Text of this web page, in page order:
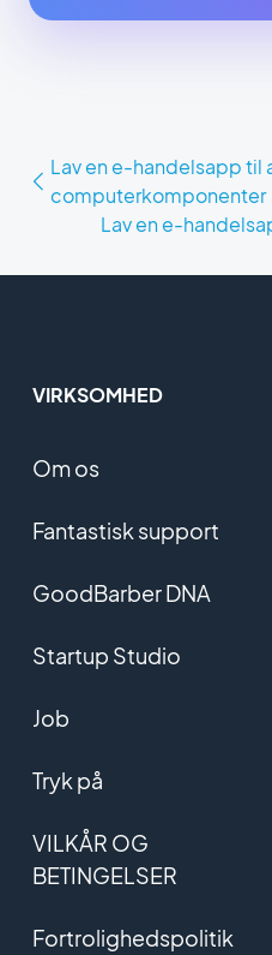
Lav en e-handelsapp
computerkomponenter
Lav en e-
VIRKSOMHED
Om os
Fantastisk support
GoodBarber DNA
Startup Studio
Job
Tryk på
VILKÅR OG
BETINGELSER
Fortrolighedspolitik